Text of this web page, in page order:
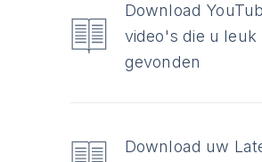
Download
video's die u leuk
gevonden
Download uw